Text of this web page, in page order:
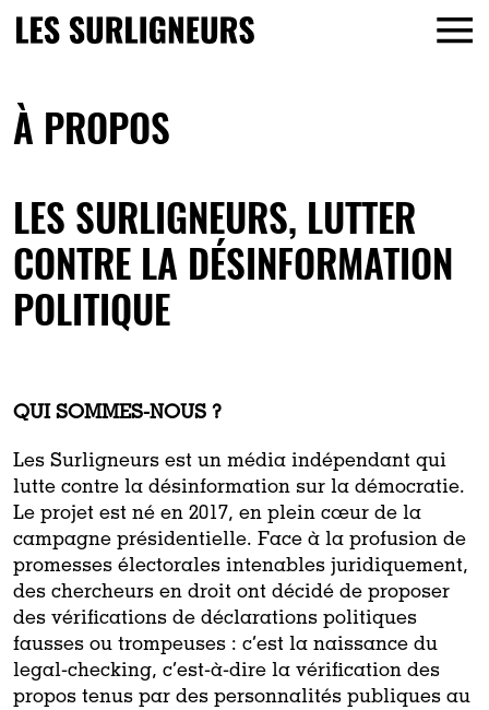
À PROPOS
LES SURLIGNEURS, LUTTER
CONTRE LA DÉSINFORMATION
POLITIQUE
QUI SOMMES-NOUS ?
Les Surligneurs est un média indépendant qui
lutte contre la désinformation sur la démocratie.
Le projet est né en 2017, en plein cœur de la
campagne présidentielle. Face à la profusion de
promesses électorales intenables juridiquement,
des chercheurs en droit ont décidé de proposer
des vérifications de déclarations politiques
fausses ou trompeuses : c’est la naissance du
legal-checking, c’est-à-dire la vérification des
propos tenus par des personnalités publiques au